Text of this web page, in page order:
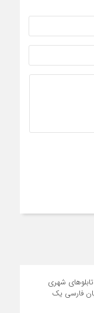
شهری
فارسی یک